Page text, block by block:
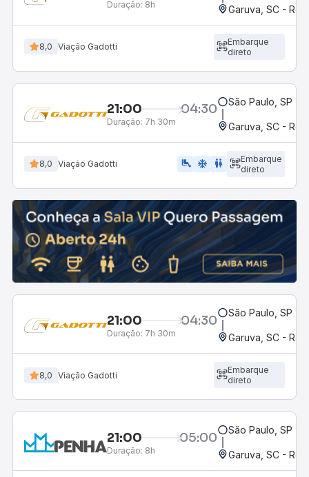
Duração: 8h Garuva, SC -
8,0 Viação Gadotti
Embarque
direto
21:00 04:30
Duração: 7h 30m
São Paulo, SP -
Garuva, SC -
8,0 Viação Gadotti airline_seat_legroom_extra ac_unit WC
Embarque
direto
21:00 04:30
Duração: 7h 30m
São Paulo, SP -
Garuva, SC -
8,0 Viação Gadotti
Embarque
direto
21:00 05:00
Duração: 8h
São Paulo, SP -
Garuva, SC -